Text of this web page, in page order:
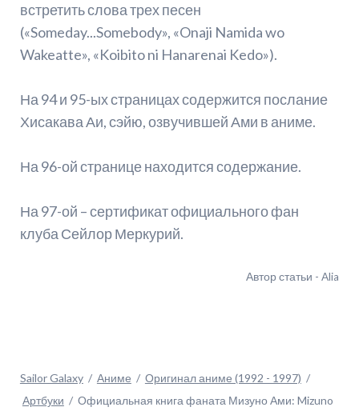
встретить слова трех песен
(«Someday...Somebody», «Onaji Namida wo
Wakeatte», «Koibito ni Hanarenai Kedo»).
На 94 и 95-ых страницах содержится послание
Хисакава Аи, сэйю, озвучившей Ами в аниме.
На 96-ой странице находится содержание.
На 97-ой – сертификат официального фан
клуба Сейлор Меркурий.
Автор статьи - Alia
Sailor Galaxy Аниме
Оригинал аниме (1992 - 1997)
Артбуки
Официальная книга фаната Мизуно Ами: Mizuno